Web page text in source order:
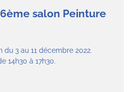
salon Peinture
3 au 11 décembre 2022.
14h30 à 17h30.